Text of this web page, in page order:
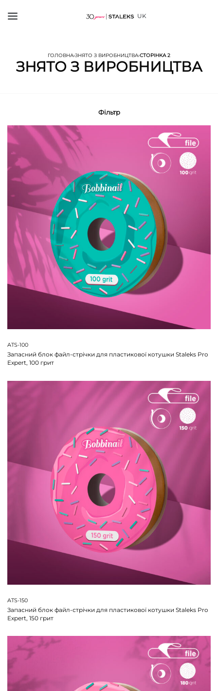
UK
ГОЛОВНА›ЗНЯТО З ВИРОБНИЦТВА›СТОРІНКА 2
ЗНЯТО З ВИРОБНИЦТВА
Фільтр
ATS-100
Запасний блок файл-стрічки для пластикової котушки Staleks Pro
Expert, 100 грит
ATS-150
Запасний блок файл-стрічки для пластикової котушки Staleks Pro
Expert, 150 грит